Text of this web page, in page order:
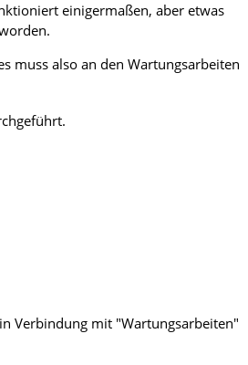
einigermaßen, aber etwas
muss also an den Wartungsarbeiten
Verbindung mit "Wartungsarbeiten"